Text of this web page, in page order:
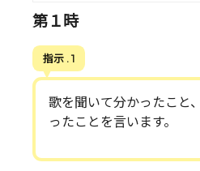
第１時
指示 . 1
歌を聞いて分かったこと
ったことを言います。